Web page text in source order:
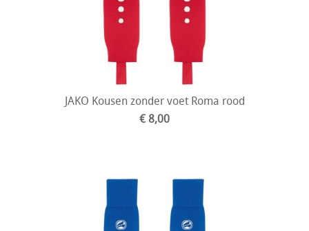
JAKO Kousen zonder voet Roma rood
€ 8,00